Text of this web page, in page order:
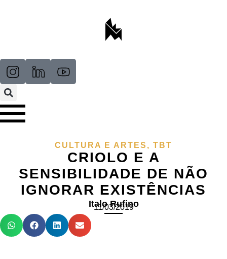
CULTURA E ARTES , TBT
CRIOLO E A
SENSIBILIDADE DE NÃO
IGNORAR EXISTÊNCIAS
Italo Rufino
11/03/2019